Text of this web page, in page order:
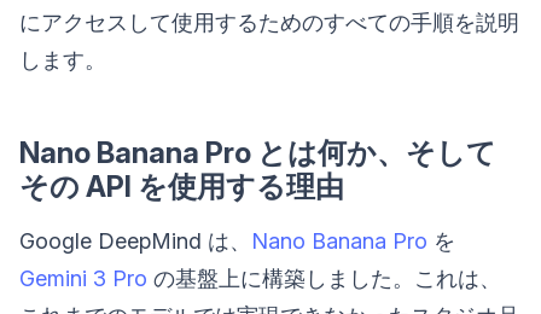
にアクセスして使用するためのすべての手順を説明
します。
Nano Banana Pro とは何か、そして
その API を使用する理由
Google DeepMind は、 Nano Banana Pro を
Gemini 3 Pro の基盤上に構築しました。これは、